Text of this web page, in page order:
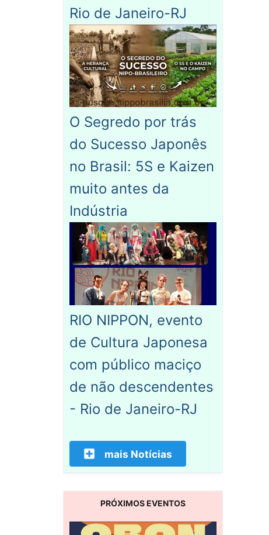
Rio de Janeiro-RJ
O Segredo por trás
do Sucesso Japonês
no Brasil: 5S e Kaizen
muito antes da
Indústria
RIO NIPPON, evento
de Cultura Japonesa
com público maciço
de não descendentes
- Rio de Janeiro-RJ
mais Notícias
PRÓXIMOS EVENTOS